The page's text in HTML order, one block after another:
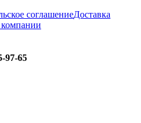
соглашениеДоставка
97-65